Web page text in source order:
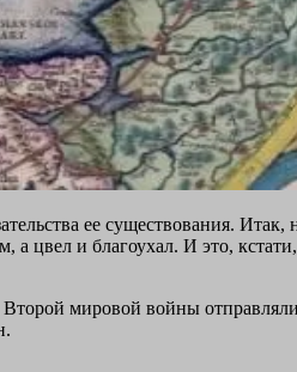
ее существования. Итак,
а цвел и благоухал. И это,
мировой войны